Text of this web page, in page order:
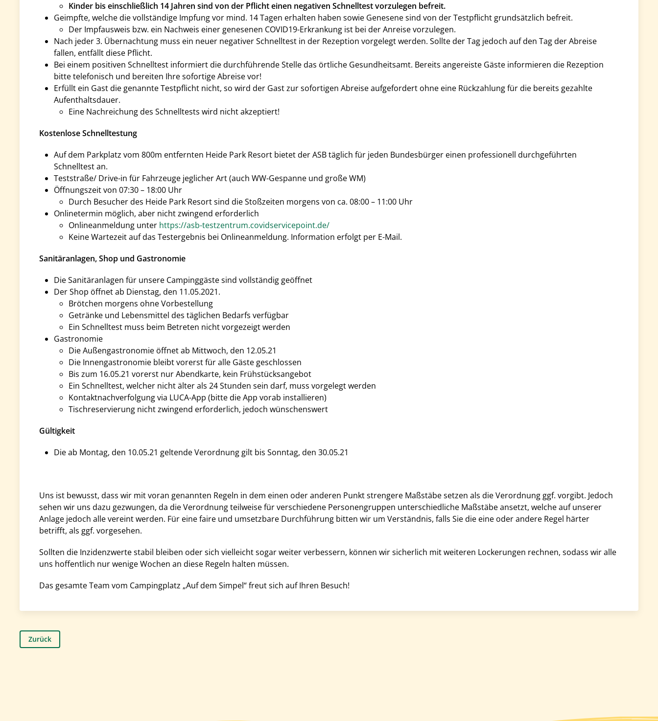
Kinder bis einschließlich 14 Jahren sind von der Pflicht einen negativen Schnelltest vorzulegen befreit.
Geimpfte, welche die vollständige Impfung vor mind. 14 Tagen erhalten haben sowie Genesene sind von der Testpflicht grundsätzlich befreit.
Der Impfausweis bzw. ein Nachweis einer genesenen COVID19-Erkrankung ist bei der Anreise vorzulegen.
Nach jeder 3. Übernachtung muss ein neuer negativer Schnelltest in der Rezeption vorgelegt werden. Sollte der Tag jedoch auf den Tag der Abreise
fallen, entfällt diese Pflicht.
Bei einem positiven Schnelltest informiert die durchführende Stelle das örtliche Gesundheitsamt. Bereits angereiste Gäste informieren die Rezeption
bitte telefonisch und bereiten Ihre sofortige Abreise vor!
Erfüllt ein Gast die genannte Testpflicht nicht, so wird der Gast zur sofortigen Abreise aufgefordert ohne eine Rückzahlung für die bereits gezahlte
Aufenthaltsdauer.
Eine Nachreichung des Schnelltests wird nicht akzeptiert!
Kostenlose Schnelltestung
Auf dem Parkplatz vom 800m entfernten Heide Park Resort bietet der ASB täglich für jeden Bundesbürger einen professionell durchgeführten
Schnelltest an.
Teststraße/ Drive-in für Fahrzeuge jeglicher Art (auch WW-Gespanne und große WM)
Öffnungszeit von 07:30 – 18:00 Uhr
Durch Besucher des Heide Park Resort sind die Stoßzeiten morgens von ca. 08:00 – 11:00 Uhr
Onlinetermin möglich, aber nicht zwingend erforderlich
Onlineanmeldung unter https://asb-testzentrum.covidservicepoint.de/
Keine Wartezeit auf das Testergebnis bei Onlineanmeldung. Information erfolgt per E-Mail.
Sanitäranlagen, Shop und Gastronomie
Die Sanitäranlagen für unsere Campinggäste sind vollständig geöffnet
Der Shop öffnet ab Dienstag, den 11.05.2021.
Brötchen morgens ohne Vorbestellung
Getränke und Lebensmittel des täglichen Bedarfs verfügbar
Ein Schnelltest muss beim Betreten nicht vorgezeigt werden
Gastronomie
Die Außengastronomie öffnet ab Mittwoch, den 12.05.21
Die Innengastronomie bleibt vorerst für alle Gäste geschlossen
Bis zum 16.05.21 vorerst nur Abendkarte, kein Frühstücksangebot
Ein Schnelltest, welcher nicht älter als 24 Stunden sein darf, muss vorgelegt werden
Kontaktnachverfolgung via LUCA-App (bitte die App vorab installieren)
Tischreservierung nicht zwingend erforderlich, jedoch wünschenswert
Gültigkeit
Die ab Montag, den 10.05.21 geltende Verordnung gilt bis Sonntag, den 30.05.21
Uns ist bewusst, dass wir mit voran genannten Regeln in dem einen oder anderen Punkt strengere Maßstäbe setzen als die Verordnung ggf. vorgibt. Jedoch
sehen wir uns dazu gezwungen, da die Verordnung teilweise für verschiedene Personengruppen unterschiedliche Maßstäbe ansetzt, welche auf unserer
Anlage jedoch alle vereint werden. Für eine faire und umsetzbare Durchführung bitten wir um Verständnis, falls Sie die eine oder andere Regel härter
betrifft, als ggf. vorgesehen.
Sollten die Inzidenzwerte stabil bleiben oder sich vielleicht sogar weiter verbessern, können wir sicherlich mit weiteren Lockerungen rechnen, sodass wir alle
uns hoffentlich nur wenige Wochen an diese Regeln halten müssen.
Das gesamte Team vom Campingplatz „Auf dem Simpel“ freut sich auf Ihren Besuch!
Zurück